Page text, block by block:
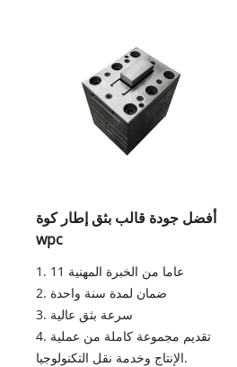
أفضل جودة قالب بثق إطار كوة
wpc
1. 11 عاما من الخبرة المهنية
2. ضمان لمدة سنة واحدة
3. سرعة بثق عالية
4. تقديم مجموعة كاملة من عملية
الإنتاج وخدمة نقل التكنولوجيا.